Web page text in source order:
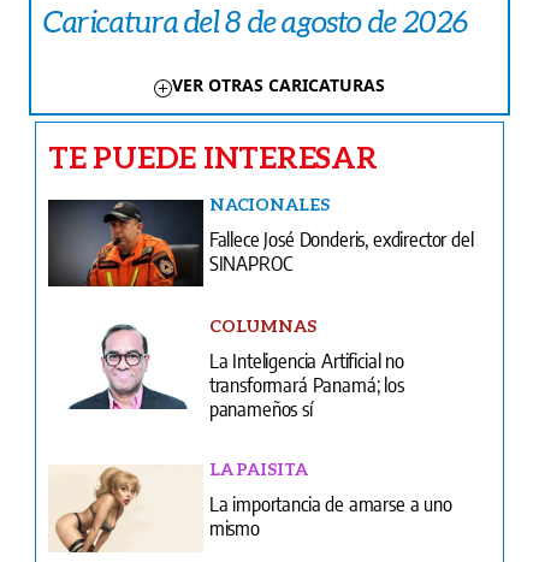
Caricatura del 8 de agosto de 2026
VER OTRAS CARICATURAS
TE PUEDE INTERESAR
NACIONALES
Fallece José Donderis, exdirector del
SINAPROC
COLUMNAS
La Inteligencia Artificial no
transformará Panamá; los
panameños sí
LA PAISITA
La importancia de amarse a uno
mismo